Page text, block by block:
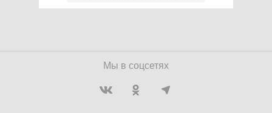
Мы в соцсетях